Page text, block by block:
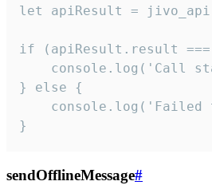
let apiResult =
if (apiResult.result
console.log('Call
} else {
console.log('Failed
}
sendOfflineMessage#